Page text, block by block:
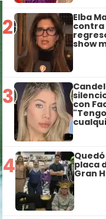
2 Elba
contra
show
3 con
4 placa
Gran